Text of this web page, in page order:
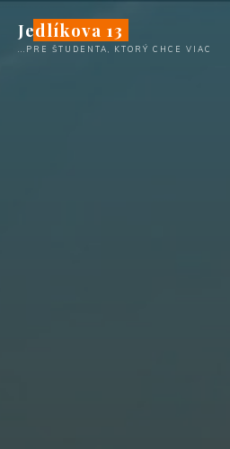
content
Jedlíkova 13
...PRE ŠTUDENTA, KTORÝ CHCE VIAC